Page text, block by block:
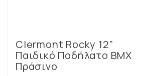
Clermont Rocky 12"
Παιδικό Ποδήλατο ΒΜΧ
Πράσινο